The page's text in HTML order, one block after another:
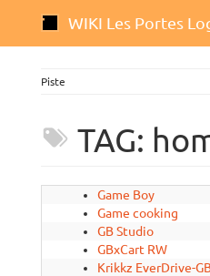
WIKI Les Portes
Piste
TAG:
Game Boy
Game cooking
GB Studio
GBxCart RW
Krikkz EverDrive-